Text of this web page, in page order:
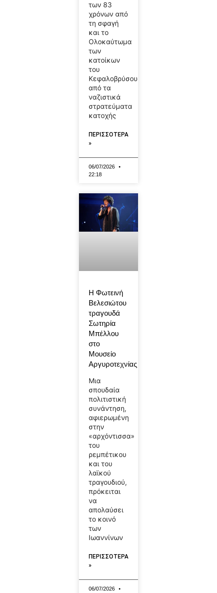
των 83
χρόνων από
τη σφαγή
και το
Ολοκαύτωμα
των
κατοίκων
του
Κεφαλοβρύσου
από τα
ναζιστικά
στρατεύματα
κατοχής
ΠΕΡΙΣΣΟΤΕΡΑ
»
06/07/2026
22:18
Η Φωτεινή
Βελεσιώτου
τραγουδά
Σωτηρία
Μπέλλου
στο
Μουσείο
Αργυροτεχνίας
Μια
σπουδαία
πολιτιστική
συνάντηση,
αφιερωμένη
στην
«αρχόντισσα»
του
ρεμπέτικου
και του
λαϊκού
τραγουδιού,
πρόκειται
να
απολαύσει
το κοινό
των
Ιωαννίνων
ΠΕΡΙΣΣΟΤΕΡΑ
»
06/07/2026